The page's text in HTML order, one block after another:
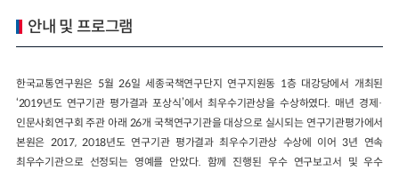
안내 및 프로그램
한국교통연구원은 5월 26일 세종국책연구단지 연구지원동 1층 대강당에서 개최된
‘2019년도 연구기관 평가결과 포상식’에서 최우수기관상을 수상하였다. 매년 경제·
인문사회연구회 주관 아래 26개 국책연구기관을 대상으로 실시되는 연구기관평가에서
본원은 2017, 2018년도 연구기관 평가결과 최우수기관상 수상에 이어 3년 연속
최우수기관으로 선정되는 영예를 안았다. 함께 진행된 우수 연구보고서 및 우수